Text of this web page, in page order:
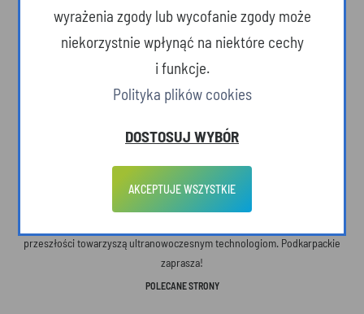
Województwo Podkarpackie. Przestrzeń otwarta – na ludzi, na pomysły, na
przeszłości towarzyszą ultranowoczesnym technologiom. Podkarpackie
zaprasza!
POLECANE STRONY
wyrażenia zgody lub wycofanie zgody może
niekorzystnie wpłynąć na niektóre cechy
i funkcje.
Polityka plików cookies
DOSTOSUJ WYBÓR
AKCEPTUJE WSZYSTKIE